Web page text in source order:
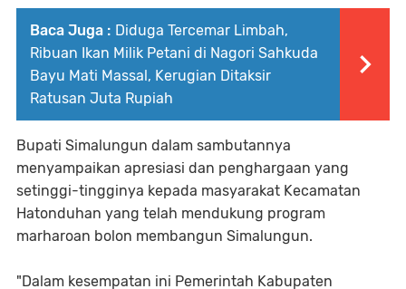
Baca Juga : Diduga Tercemar Limbah,
Ribuan Ikan Milik Petani di Nagori Sahkuda
Bayu Mati Massal, Kerugian Ditaksir
Ratusan Juta Rupiah
Bupati Simalungun dalam sambutannya
menyampaikan apresiasi dan penghargaan yang
setinggi-tingginya kepada masyarakat Kecamatan
Hatonduhan yang telah mendukung program
marharoan bolon membangun Simalungun.
"Dalam kesempatan ini Pemerintah Kabupaten